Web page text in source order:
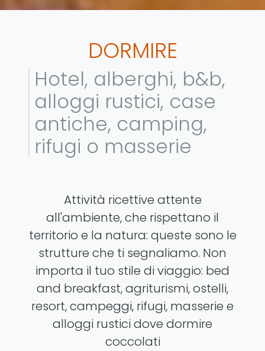
DORMIRE
Hotel, alberghi, b&b,
alloggi rustici, case
antiche, camping,
rifugi o masserie
Attività ricettive attente
all'ambiente, che rispettano il
territorio e la natura: queste sono le
strutture che ti segnaliamo. Non
importa il tuo stile di viaggio: bed
and breakfast, agriturismi, ostelli,
resort, campeggi, rifugi, masserie e
alloggi rustici dove dormire
coccolati